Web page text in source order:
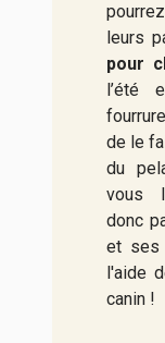
leurs
pour
l’été
de le
du
vous
donc
et ses
l'aide
canin !